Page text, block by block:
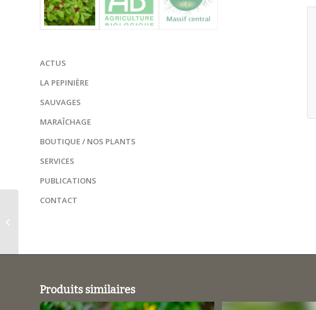
ACTUS
LA PEPINIÈRE
SAUVAGES
MARAÎCHAGE
BOUTIQUE / NOS PLANTS
SERVICES
PUBLICATIONS
CONTACT
Produits similaires